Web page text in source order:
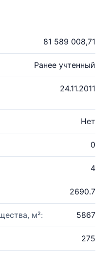
81 589 008,71
Ранее учтенный
24.11.2011
Нет
0
4
2690.7
м²: 5867
275